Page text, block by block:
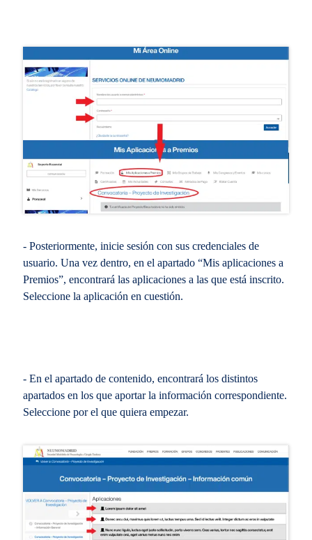
- Posteriormente, inicie sesión con sus credenciales de
usuario. Una vez dentro, en el apartado “Mis aplicaciones a
Premios”, encontrará las aplicaciones a las que está inscrito.
Seleccione la aplicación en cuestión.
- En el apartado de contenido, encontrará los distintos
apartados en los que aportar la información correspondiente.
Seleccione por el que quiera empezar.